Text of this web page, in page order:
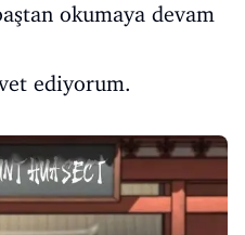
okumaya devam
ediyorum.